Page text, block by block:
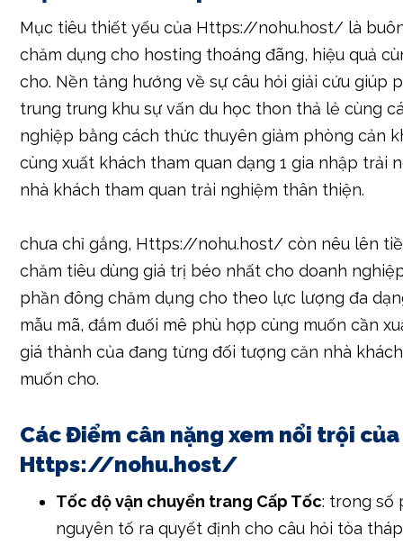
Mục tiêu thiết yếu của Https://nohu.host/ là
chăm dụng cho hosting thoáng đãng, hiệu quả
cho. Nền tảng hướng về sự câu hỏi giải cứu giúp
trung trung khu sự vấn du học thon thả lẻ cùng
nghiệp bằng cách thức thuyên giảm phòng cản
cùng xuất khách tham quan dạng 1 gia nhập trải
nhà khách tham quan trải nghiệm thân thiện.
chưa chỉ gắng, Https://nohu.host/ còn nêu lên
chăm tiêu dùng giá trị béo nhất cho doanh
phần đông chăm dụng cho theo lực lượng đa
mẫu mã, đắm đuối mê phù hợp cùng muốn cần
giá thành của đang từng đối tượng căn nhà
muốn cho.
Các Điểm cân nặng xem nổi trội của
Https://nohu.host/
Tốc độ vận chuyển trang Cấp Tốc: trong số
nguyên tố ra quyết định cho câu hỏi tòa